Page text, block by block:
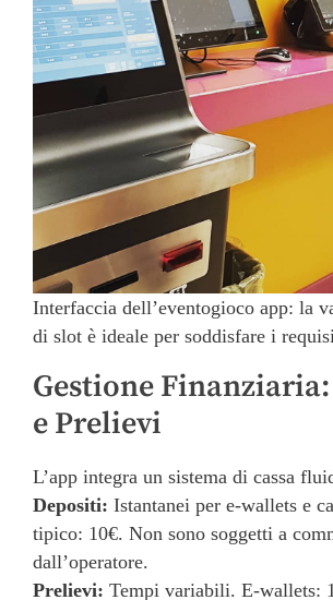
Interfaccia dell’eventogioco app: la
di slot è ideale per soddisfare i
Gestione
e Prelievi
L’app integra un sistema di cassa
Depositi: Istantanei per e-wallets e
tipico: 10€. Non sono soggetti a
dall’operatore.
Prelievi: Tempi variabili. E-wallets: